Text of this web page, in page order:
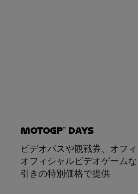
MotoGP™ Days
ビデオパスや観戦券、オフィ
オフィシャルビデオゲーム
引きの特別価格で提供